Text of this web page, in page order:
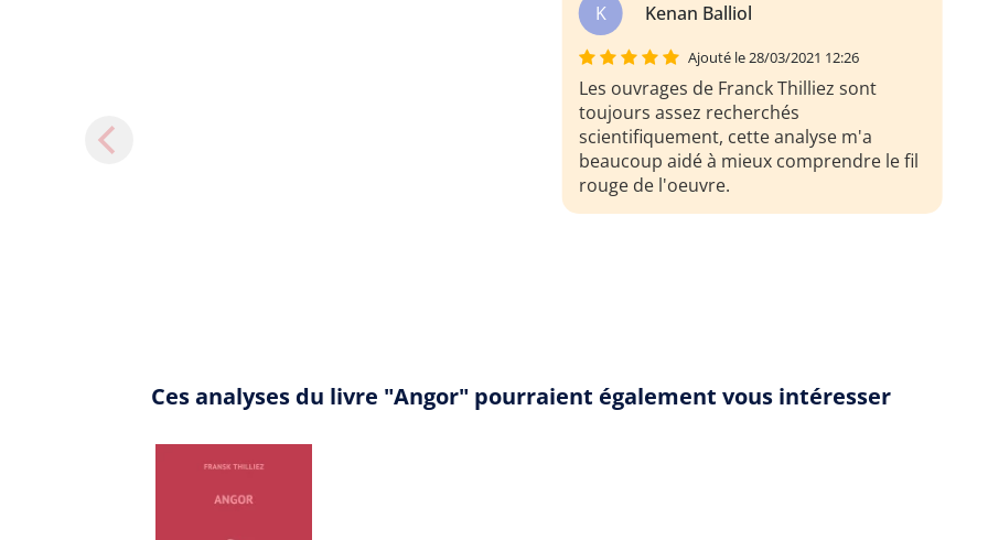
K Kenan Balliol
Ajouté le 28/03/2021 12:26
Les ouvrages de Franck Thilliez sont
toujours assez recherchés
scientifiquement, cette analyse m'a
beaucoup aidé à mieux comprendre le fil
rouge de l'oeuvre.
Ces analyses du livre "Angor" pourraient également vous intéresser